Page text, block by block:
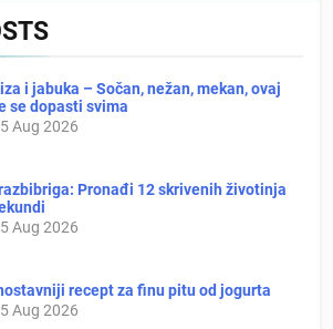
i jabuka – Sočan, nežan, mekan, ovaj
se dopasti svima
Aug 2026
Pronađi 12 skrivenih životinja
Aug 2026
recept za finu pitu od jogurta
Aug 2026